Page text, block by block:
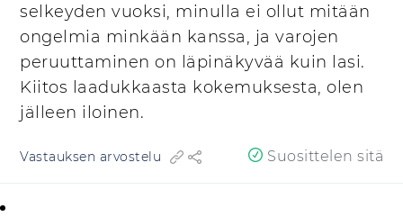
selkeyden vuoksi, minulla ei ollut mitään
ongelmia minkään kanssa, ja varojen
peruuttaminen on läpinäkyvää kuin lasi.
Kiitos laadukkaasta kokemuksesta, olen
jälleen iloinen.
Vastauksen arvostelu Suosittelen sitä